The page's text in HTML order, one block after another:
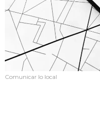
Comunicar lo local